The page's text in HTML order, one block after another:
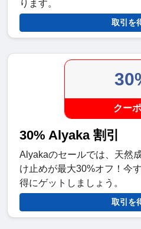
ります。
取引を
クー
30% Alyaka 割引
Alyakaのセールでは、天然
け止めが最大30%オフ！今
得にゲットしましょう。
取引を